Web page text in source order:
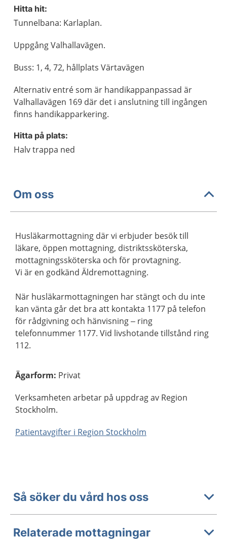
Hitta hit:
Tunnelbana: Karlaplan.
Uppgång Valhallavägen.
Buss: 1, 4, 72, hållplats Värtavägen
Alternativ entré som är handikappanpassad är
Valhallavägen 169 där det i anslutning till ingången
finns handikapparkering.
Hitta på plats:
Halv trappa ned
Om oss
Husläkarmottagning där vi erbjuder besök till
läkare, öppen mottagning, distriktssköterska,
mottagningssköterska och för provtagning.
Vi är en godkänd Äldremottagning.
När husläkarmottagningen har stängt och du inte
kan vänta går det bra att kontakta 1177 på telefon
för rådgivning och hänvisning – ring
telefonnummer 1177. Vid livshotande tillstånd ring
112.
Ägarform: Privat
Verksamheten arbetar på uppdrag av Region
Stockholm.
Patientavgifter i Region Stockholm
Så söker du vård hos oss
Relaterade mottagningar